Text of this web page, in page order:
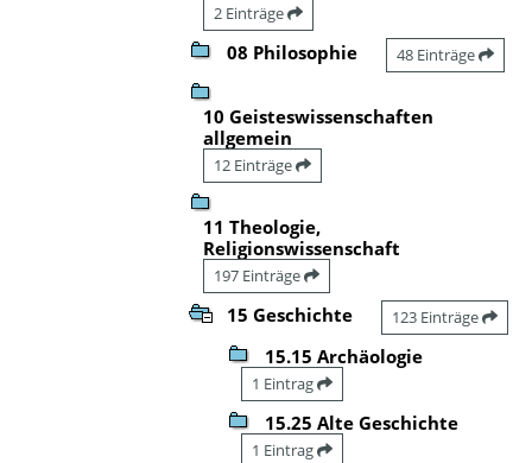
2 Einträge
08 Philosophie 48 Einträge
10 Geisteswissenschaften
allgemein
12 Einträge
11 Theologie,
Religionswissenschaft
197 Einträge
15 Geschichte 123 Einträge
15.15 Archäologie
1 Eintrag
15.25 Alte Geschichte
1 Eintrag